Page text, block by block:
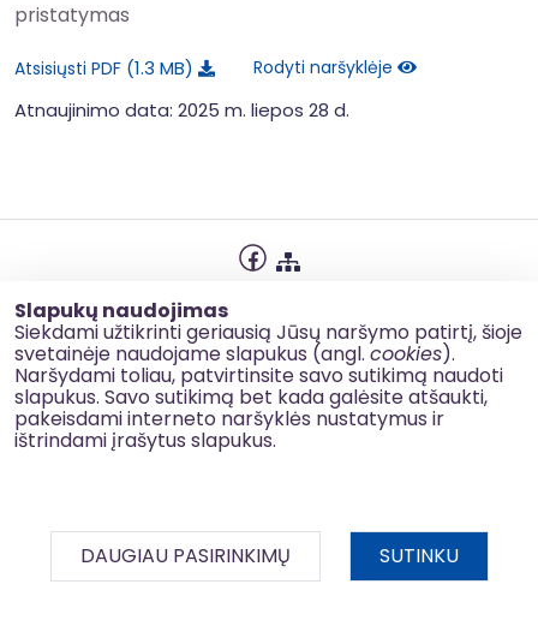
Slapukų naudojimas
Siekdami užtikrinti geriausią Jūsų naršymo patirtį, šioje
svetainėje naudojame slapukus (angl. cookies).
Naršydami toliau, patvirtinsite savo sutikimą naudoti
slapukus. Savo sutikimą bet kada galėsite atšaukti,
pakeisdami interneto naršyklės nustatymus ir
ištrindami įrašytus slapukus.
DAUGIAU PASIRINKIMŲ SUTINKU
pristatymas
Atsisiųsti PDF 1.3 MB Rodyti naršyklėje
Atnaujinimo data: 2025 m. liepos 28 d.
Slapukų naudojimas
Korupcijos prevencija
Kontaktai